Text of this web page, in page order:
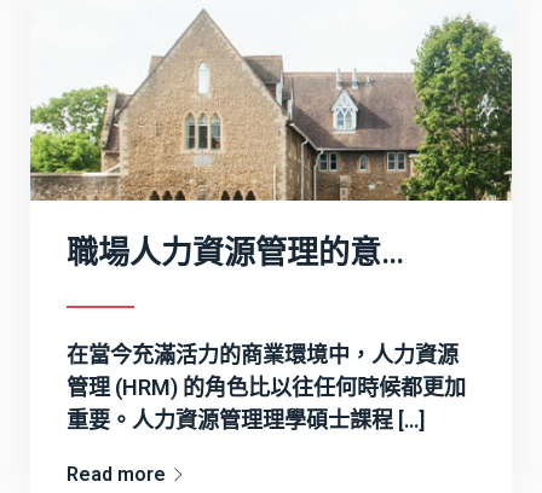
職場人力資源管理的意義
在當今充滿活力的商業環境中，人力資源
管理 (HRM) 的角色比以往任何時候都更加
重要。人力資源管理理學碩士課程 […]
Read more